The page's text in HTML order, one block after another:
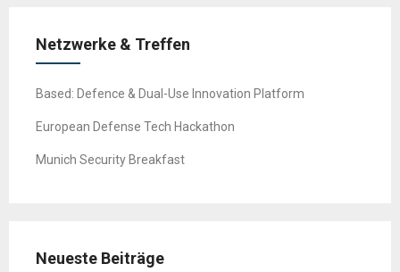
Netzwerke & Treffen
Based: Defence & Dual-Use Innovation Platform
European Defense Tech Hackathon
Munich Security Breakfast
Neueste Beiträge